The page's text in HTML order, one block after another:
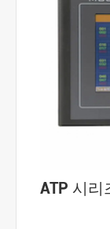
ATP 시리